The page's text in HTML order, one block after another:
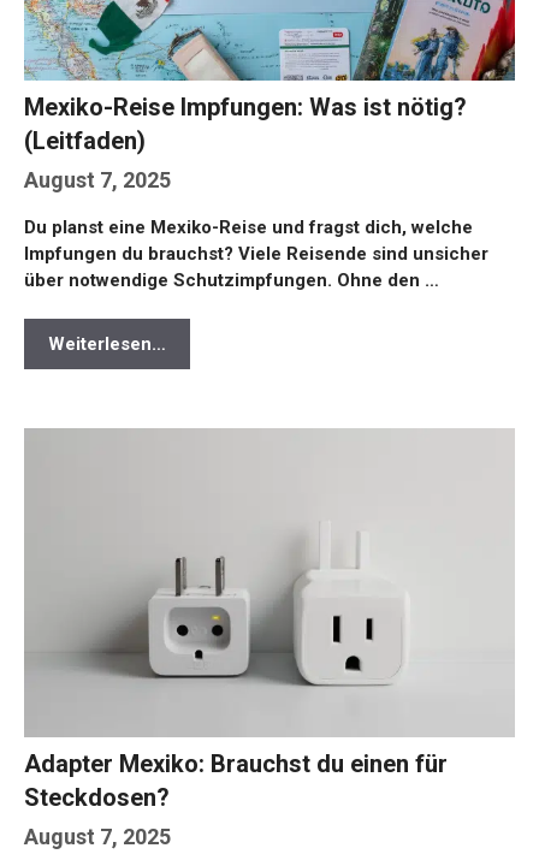
August 7, 2025
Mexiko-Reise Impfungen: Was ist nötig?
(Leitfaden)
Du planst eine Mexiko-Reise und fragst dich, welche
Impfungen du brauchst? Viele Reisende sind unsicher
über notwendige Schutzimpfungen. Ohne den …
Weiterlesen…
August 7, 2025
Adapter Mexiko: Brauchst du einen für
Steckdosen?